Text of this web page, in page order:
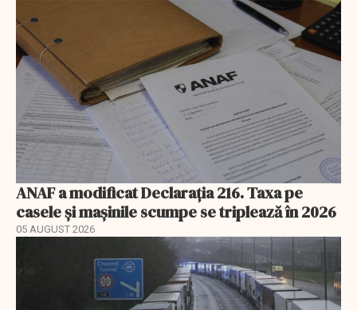
ANAF a modificat Declarația 216. Taxa pe
casele și mașinile scumpe se triplează în 2026
05 AUGUST 2026